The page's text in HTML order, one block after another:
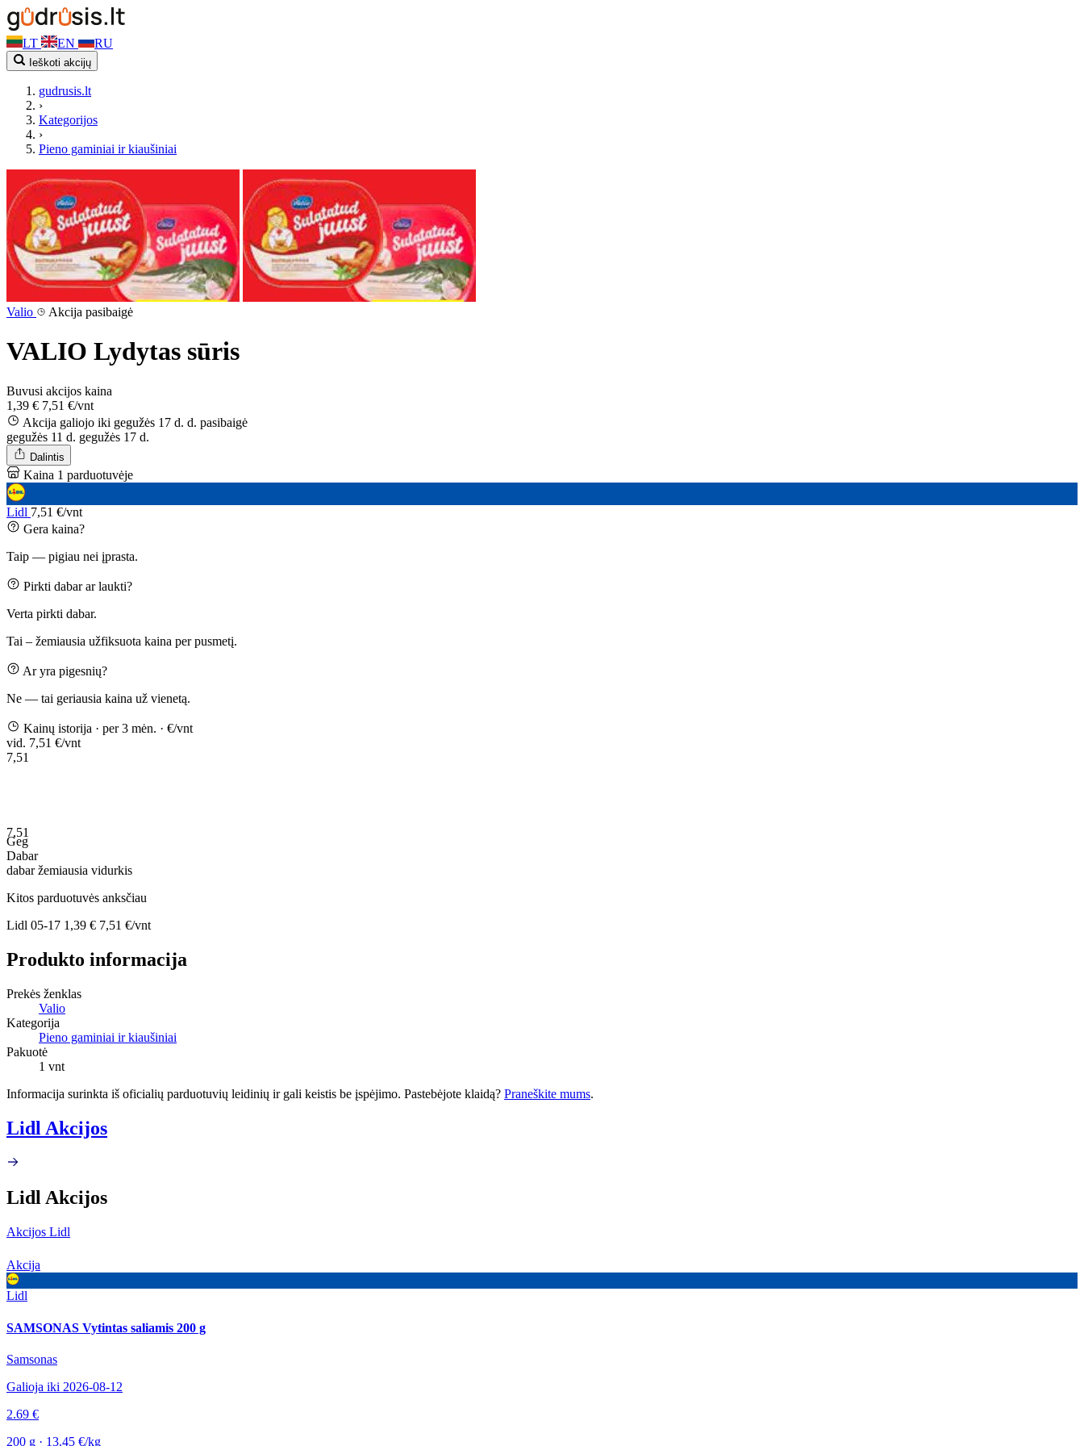
LT EN RU
Ieškoti akcijų
gudrusis.lt
›
Kategorijos
›
Pieno gaminiai ir kiaušiniai
Valio Akcija pasibaigė
VALIO Lydytas sūris
Buvusi akcijos kaina
1,39 € 7,51 €/vnt
Akcija galiojo iki gegužės 17 d. d. pasibaigė
gegužės 11 d. gegužės 17 d.
Dalintis
Kaina 1 parduotuvėje
Lidl 7,51 €/vnt
Gera kaina?
Taip — pigiau nei įprasta.
Pirkti dabar ar laukti?
Verta pirkti dabar.
Tai – žemiausia užfiksuota kaina per pusmetį.
Ar yra pigesnių?
Ne — tai geriausia kaina už vienetą.
Kainų istorija · per 3 mėn. · €/vnt
vid. 7,51 €/vnt
7,51
7,51
Geg
Dabar
dabaržemiausia vidurkis
Kitos parduotuvės anksčiau
Lidl 05-17 1,39 € 7,51 €/vnt
Produkto informacija
Prekės ženklas
Valio
Kategorija
Pieno gaminiai ir kiaušiniai
Pakuotė
1 vnt
Informacija surinkta iš oficialių parduotuvių leidinių ir gali keistis be įspėjimo. Pastebėjote klaidą? Praneškite mums.
Lidl Akcijos
Lidl Akcijos
Akcijos Lidl
Akcija
Lidl
SAMSONAS Vytintas saliamis 200 g
Samsonas
Galioja iki 2026-08-12
2.69 €
200 g · 13.45 €/kg